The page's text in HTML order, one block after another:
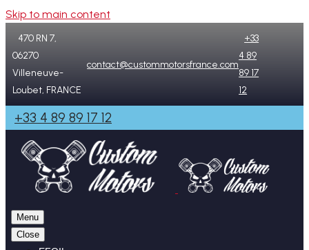
Skip to main content
470 RN 7,
06270
Villeneuve-
Loubet, FRANCE
contact@custommotorsfrance.com
+33
4 89
89 17
12
+33 4 89 89 17 12
Menu
Close